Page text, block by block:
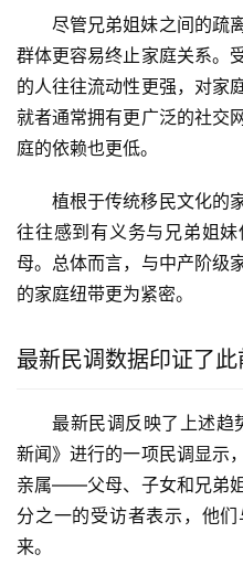
尽管兄弟姐妹之间的疏
群体更容易终止家庭关系。
的人往往流动性更强，对家
就者通常拥有更广泛的社交
庭的依赖也更低。
植根于传统移民文化的
往往感到有义务与兄弟姐
母。总体而言，与中产阶级
的家庭纽带更为紧密。
最新民调数据印证了此
最新民调反映了上述趋
新闻》进行的一项民调显示
亲属——父母、子女和兄弟
分之一的受访者表示，他
来。